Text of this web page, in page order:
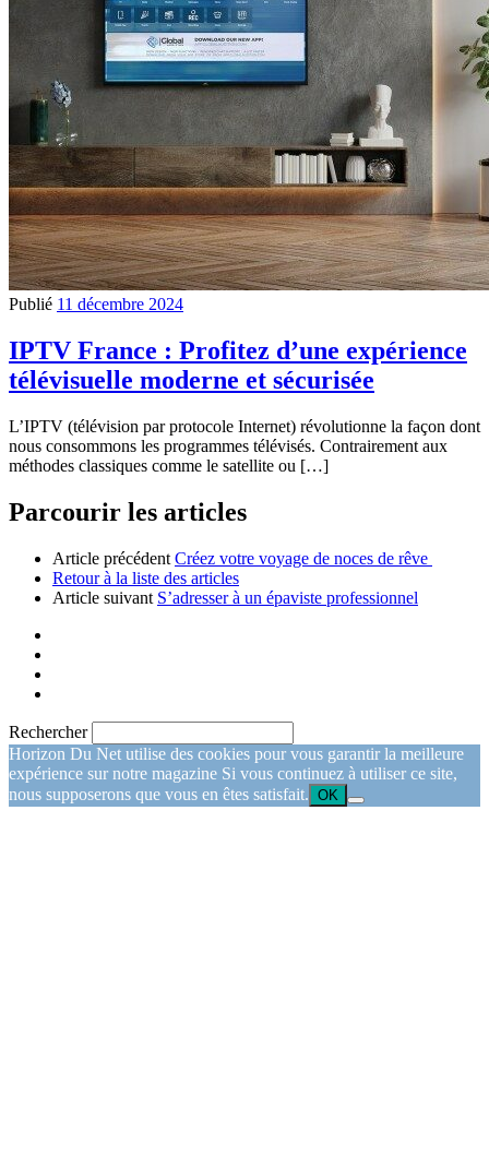
Publié 11 décembre 2024
IPTV France : Profitez d’une expérience
télévisuelle moderne et sécurisée
L’IPTV (télévision par protocole Internet) révolutionne la façon dont
nous consommons les programmes télévisés. Contrairement aux
méthodes classiques comme le satellite ou […]
Parcourir les articles
Article précédent Créez votre voyage de noces de rêve
Retour à la liste des articles
Article suivant S’adresser à un épaviste professionnel
Rechercher
Horizon Du Net utilise des cookies pour vous garantir la meilleure
expérience sur notre magazine Si vous continuez à utiliser ce site,
nous supposerons que vous en êtes satisfait. OK